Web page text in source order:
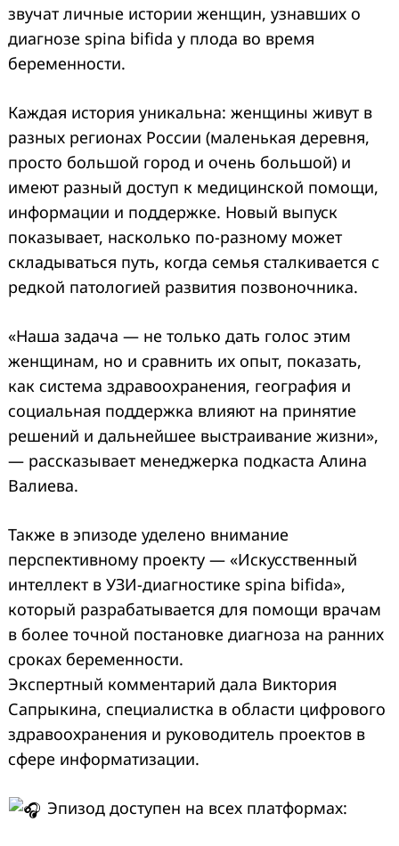
звучат личные истории женщин, узнавших о
диагнозе spina bifida у плода во время
беременности.
Каждая история уникальна: женщины живут в
разных регионах России (маленькая деревня,
просто большой город и очень большой) и
имеют разный доступ к медицинской помощи,
информации и поддержке. Новый выпуск
показывает, насколько по-разному может
складываться путь, когда семья сталкивается с
редкой патологией развития позвоночника.
«Наша задача — не только дать голос этим
женщинам, но и сравнить их опыт, показать,
как система здравоохранения, география и
социальная поддержка влияют на принятие
решений и дальнейшее выстраивание жизни»,
— рассказывает менеджерка подкаста Алина
Валиева.
Также в эпизоде уделено внимание
перспективному проекту — «Искусственный
интеллект в УЗИ-диагностике spina bifida»,
который разрабатывается для помощи врачам
в более точной постановке диагноза на ранних
сроках беременности.
Экспертный комментарий дала Виктория
Сапрыкина, специалистка в области цифрового
здравоохранения и руководитель проектов в
сфере информатизации.
Эпизод доступен на всех платформах:
for: